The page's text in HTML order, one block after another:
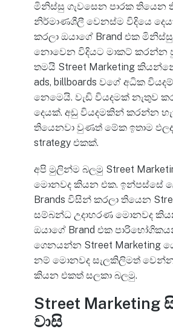
මිනිස්සු ගැවසෙන පාරක තියෙන
නිර්මාණශීලී වෙනස්ම විදියෙ
කරලා ඔයාගේ Brand එක
නොවෙන විදියට මාකට් කරන්න
තමයි Street Marketing
ads, billboards වගේ අධික
නෙමෙයි. වැඩි වියදමක් නැතුව
දෙයක්. අඩු වියදමකින් කරන්න
තියෙනවා වුණත් මේක ඉතාම
strategy එකක්.
අපි මුලින්ම බලමු Street
මොනවද කියන එක. ඉන්පස්සේ
Brands විසින් කරලා තියෙන
සම්බන්ධ උදාහරණ මොනවද
ඔයාගේ Brand එක
ගෙනයන්න Street Marketing
නම් මොනවද සැලකිලිමත්
කියන එකත් සලකා බලමු.
Street Marketing
වාසි